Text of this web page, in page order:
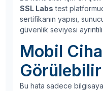
SSL Labs test
sertifikanın yapısı,
güvenlik seviyesi
Mobil
Görülebilir
Bu hata sadece